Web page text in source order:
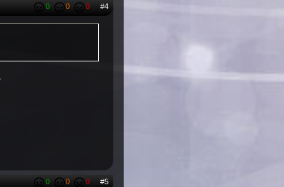
0 0 0 #4
0 0 0 #5